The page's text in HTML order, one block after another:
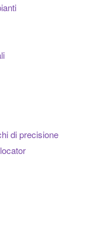
di precisione